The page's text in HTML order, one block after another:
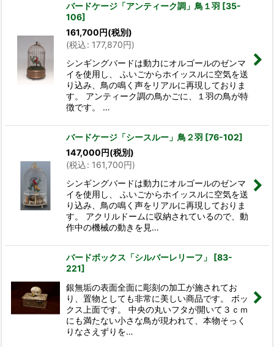
バードケージ「アンティーク調」鳥１羽 [35-
106]
161,700円(税別)
(税込: 177,870円)
シンギングバードは動力にオルゴールのゼンマ
イを使用し、 ふいごからホイッスルに空気を送
り込み、鳥の鳴く声をリアルに再現しておりま
す。 アンティーク調の鳥かごに、１羽の鳥が特
徴です。 …
バードケージ「シースルー」鳥２羽 [76-102]
147,000円(税別)
(税込: 161,700円)
シンギングバードは動力にオルゴールのゼンマ
イを使用し、 ふいごからホイッスルに空気を送
り込み、鳥の鳴く声をリアルに再現しておりま
す。 アクリルドームに収納されているので、動
作中の機械の動きを見…
バードボックス「シルバーレリーフ」 [83-
221]
銀無垢の表面全面に彫刻の加工が施されてお
り、置物としても非常に美しい商品です。 ボッ
クス上面です。 中央の丸いフタが開いて３ｃｍ
にも満たない小さな鳥が現われて、本物そっく
りなさえずりを…